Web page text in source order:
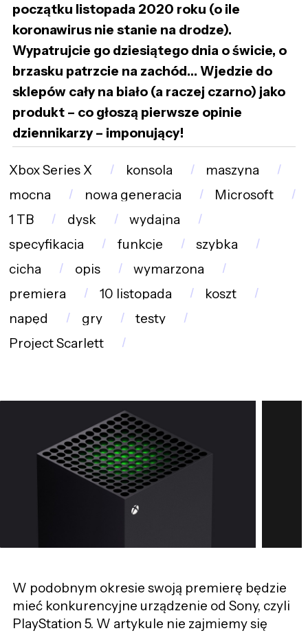
początku listopada 2020 roku (o ile
koronawirus nie stanie na drodze).
Wypatrujcie go dziesiątego dnia o świcie, o
brzasku patrzcie na zachód… Wjedzie do
sklepów cały na biało (a raczej czarno) jako
produkt – co głoszą pierwsze opinie
dziennikarzy – imponujący!
Xbox Series X konsola
maszyna
mocna
nowa generacja
Microsoft
1 TB
dysk
wydajna
specyfikacja
funkcje
szybka
cicha
opis
wymarzona
premiera
10 listopada
koszt
napęd
gry
testy
Project Scarlett
W podobnym okresie swoją premierę będzie
mieć konkurencyjne urządzenie od Sony, czyli
PlayStation 5. W artykule nie zajmiemysię